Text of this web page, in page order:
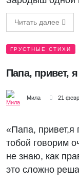
Читать далее
ГРУСТНЫЕ СТИХИ
Папа, привет,
Мила 21
«Папа, привет,я
тобой говорим
не знаю, как
это сложно